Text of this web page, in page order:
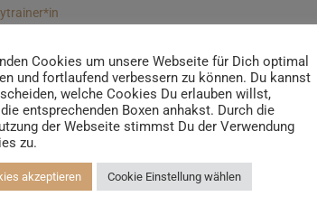
| 50h & Achtsamkeitstrainer*in
| 40h
Ausbildung | 10 h
Cookies um unsere Webseite für Dich optimal
und fortlaufend verbessern zu können. Du kannst
welche Cookies Du erlauben willst,
entsprechenden Boxen anhakst. Durch die
der Webseite stimmst Du der Verwendung
zu.
akzeptieren Cookie Einstellung wählen